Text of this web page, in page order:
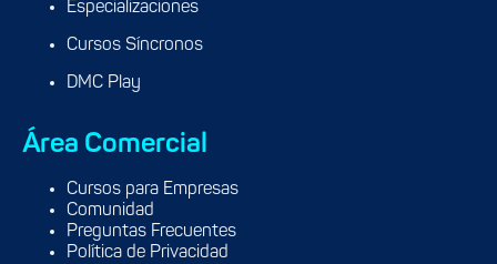
Especializaciones
Cursos Síncronos
DMC Play
Área Comercial
Cursos para Empresas
Comunidad
Preguntas Frecuentes
Política de Privacidad